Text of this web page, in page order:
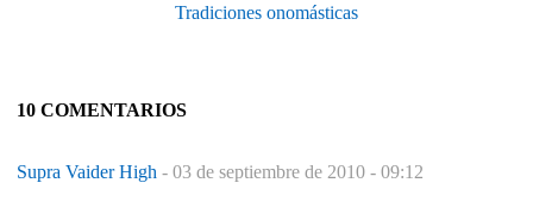
Tradiciones onomásticas
10 COMENTARIOS
Supra Vaider High - 03 de septiembre de 2010 - 09:12